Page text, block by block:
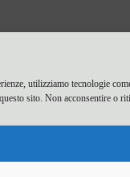
utilizziamo tecnologie
sito. Non acconsentire o